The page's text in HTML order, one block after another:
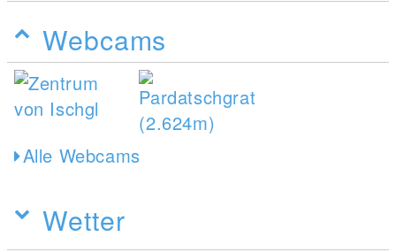
Webcams
Alle Webcams
Wetter